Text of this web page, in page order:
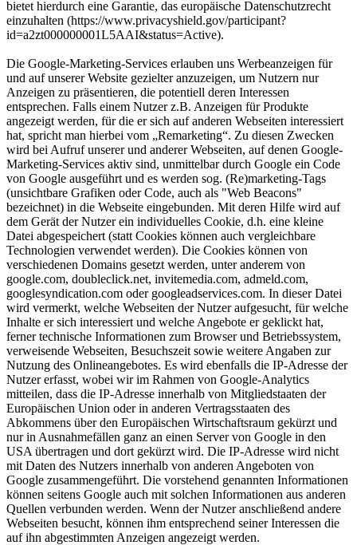
bietet hierdurch eine Garantie, das europäische Datenschutzrecht
einzuhalten (https://www.privacyshield.gov/participant?
id=a2zt000000001L5AAI&status=Active).
Die Google-Marketing-Services erlauben uns Werbeanzeigen für
und auf unserer Website gezielter anzuzeigen, um Nutzern nur
Anzeigen zu präsentieren, die potentiell deren Interessen
entsprechen. Falls einem Nutzer z.B. Anzeigen für Produkte
angezeigt werden, für die er sich auf anderen Webseiten interessiert
hat, spricht man hierbei vom „Remarketing“. Zu diesen Zwecken
wird bei Aufruf unserer und anderer Webseiten, auf denen Google-
Marketing-Services aktiv sind, unmittelbar durch Google ein Code
von Google ausgeführt und es werden sog. (Re)marketing-Tags
(unsichtbare Grafiken oder Code, auch als "Web Beacons"
bezeichnet) in die Webseite eingebunden. Mit deren Hilfe wird auf
dem Gerät der Nutzer ein individuelles Cookie, d.h. eine kleine
Datei abgespeichert (statt Cookies können auch vergleichbare
Technologien verwendet werden). Die Cookies können von
verschiedenen Domains gesetzt werden, unter anderem von
google.com, doubleclick.net, invitemedia.com, admeld.com,
googlesyndication.com oder googleadservices.com. In dieser Datei
wird vermerkt, welche Webseiten der Nutzer aufgesucht, für welche
Inhalte er sich interessiert und welche Angebote er geklickt hat,
ferner technische Informationen zum Browser und Betriebssystem,
verweisende Webseiten, Besuchszeit sowie weitere Angaben zur
Nutzung des Onlineangebotes. Es wird ebenfalls die IP-Adresse der
Nutzer erfasst, wobei wir im Rahmen von Google-Analytics
mitteilen, dass die IP-Adresse innerhalb von Mitgliedstaaten der
Europäischen Union oder in anderen Vertragsstaaten des
Abkommens über den Europäischen Wirtschaftsraum gekürzt und
nur in Ausnahmefällen ganz an einen Server von Google in den
USA übertragen und dort gekürzt wird. Die IP-Adresse wird nicht
mit Daten des Nutzers innerhalb von anderen Angeboten von
Google zusammengeführt. Die vorstehend genannten Informationen
können seitens Google auch mit solchen Informationen aus anderen
Quellen verbunden werden. Wenn der Nutzer anschließend andere
Webseiten besucht, können ihm entsprechend seiner Interessen die
auf ihn abgestimmten Anzeigen angezeigt werden.